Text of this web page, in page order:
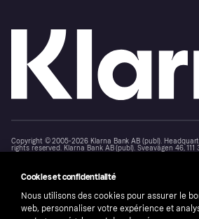
Copyright © 2005-2026 Klarna Bank AB (publ).
rights reserved. Klarna Bank AB (publ). Sveavägen 46,
Conditions
Cookies et confidentialité
Nous utilisons des cookies pour assurer le
web, personnaliser votre expérience et